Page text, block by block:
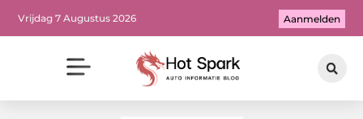
Vrijdag 7 Augustus 2026 Aanmelden